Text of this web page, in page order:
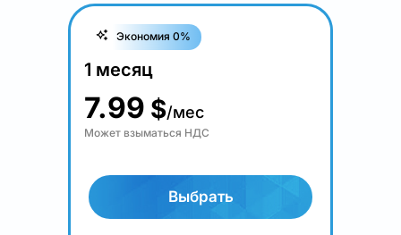
Экономия 0%
1 месяц
7.99 $/мес
Может взыматься НДС
Выбрать